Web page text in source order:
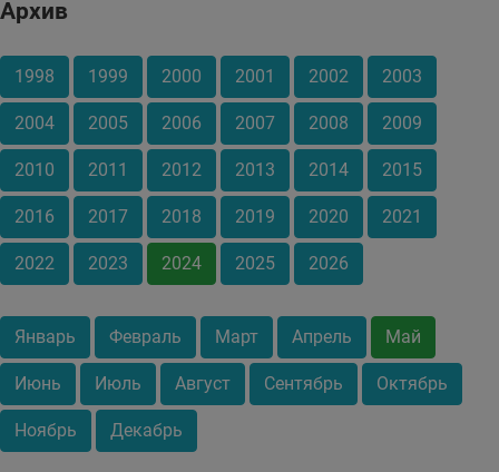
Архив
1998 1999 2000 2001 2002 2003
2004 2005 2006 2007 2008 2009
2010 2011 2012 2013 2014 2015
2016 2017 2018 2019 2020 2021
2022 2023 2024 2025 2026
Январь Февраль Март Апрель Май
Июнь Июль Август Сентябрь Октябрь
Ноябрь Декабрь